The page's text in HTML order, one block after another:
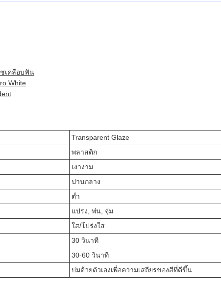
เคลือบฟัน
White
Transparent Glaze
พลาสติก
เงางาม
ปานกลาง
ต่ำ
แปรง, พ่น, จุ่ม
ใส/โปร่งใส
30 วินาที
30-60 วินาที
บ่มด้วยตัวเองเพื่อความเสถียรของสีที่ดีขึ้น